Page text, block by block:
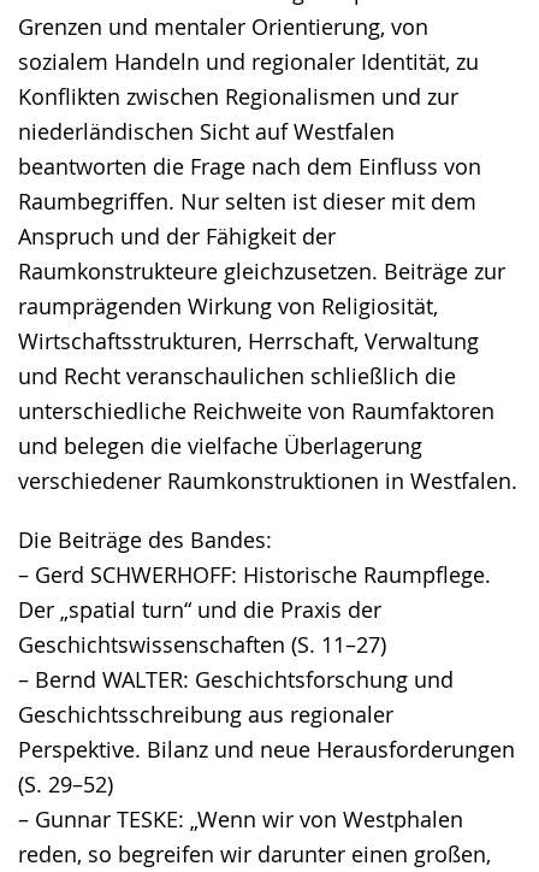
Grenzen und mentaler Orientierung, von
sozialem Handeln und regionaler Identität, zu
Konflikten zwischen Regionalismen und zur
niederländischen Sicht auf Westfalen
beantworten die Frage nach dem Einfluss von
Raumbegriffen. Nur selten ist dieser mit dem
Anspruch und der Fähigkeit der
Raumkonstrukteure gleichzusetzen. Beiträge zur
raumprägenden Wirkung von Religiosität,
Wirtschaftsstrukturen, Herrschaft, Verwaltung
und Recht veranschaulichen schließlich die
unterschiedliche Reichweite von Raumfaktoren
und belegen die vielfache Überlagerung
verschiedener Raumkonstruktionen in Westfalen.
Die Beiträge des Bandes:
– Gerd SCHWERHOFF: Historische Raumpflege.
Der „spatial turn“ und die Praxis der
Geschichtswissenschaften (S. 11–27)
– Bernd WALTER: Geschichtsforschung und
Geschichtsschreibung aus regionaler
Perspektive. Bilanz und neue Herausforderungen
(S. 29–52)
– Gunnar TESKE: „Wenn wir von Westphalen
reden, so begreifen wir darunter einen großen,